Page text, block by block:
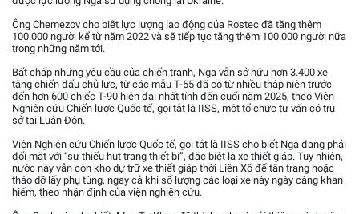
Ông Chemezov cho biết lực lượng lao động của Rostec đã tăng thêm
100.000 người kể từ năm 2022 và sẽ tiếp tục tăng thêm 100.000 người nữa
trong những năm tới.
Bất chấp những yêu cầu của chiến tranh, Nga vẫn sở hữu hơn 3.400 xe
tăng chiến đấu chủ lực, từ các mẫu T-55 đã có từ nhiều thập niên trước
đến hơn 600 chiếc T-90 hiện đại nhất tính đến cuối năm 2025, theo Viện
Nghiên cứu Chiến lược Quốc tế, gọi tắt là IISS, một tổ chức tư vấn có trụ
sở tại Luân Đôn.
Viện Nghiên cứu Chiến lược Quốc tế, gọi tắt là IISS cho biết Nga đang phải
đối mặt với “sự thiếu hụt trang thiết bị”, đặc biệt là xe thiết giáp. Tuy nhiên,
nước này vẫn còn kho dự trữ xe thiết giáp thời Liên Xô để tân trang hoặc
tháo dỡ lấy phụ tùng, ngay cả khi số lượng các loại xe này ngày càng khan
hiếm, theo nhận định của viện nghiên cứu.